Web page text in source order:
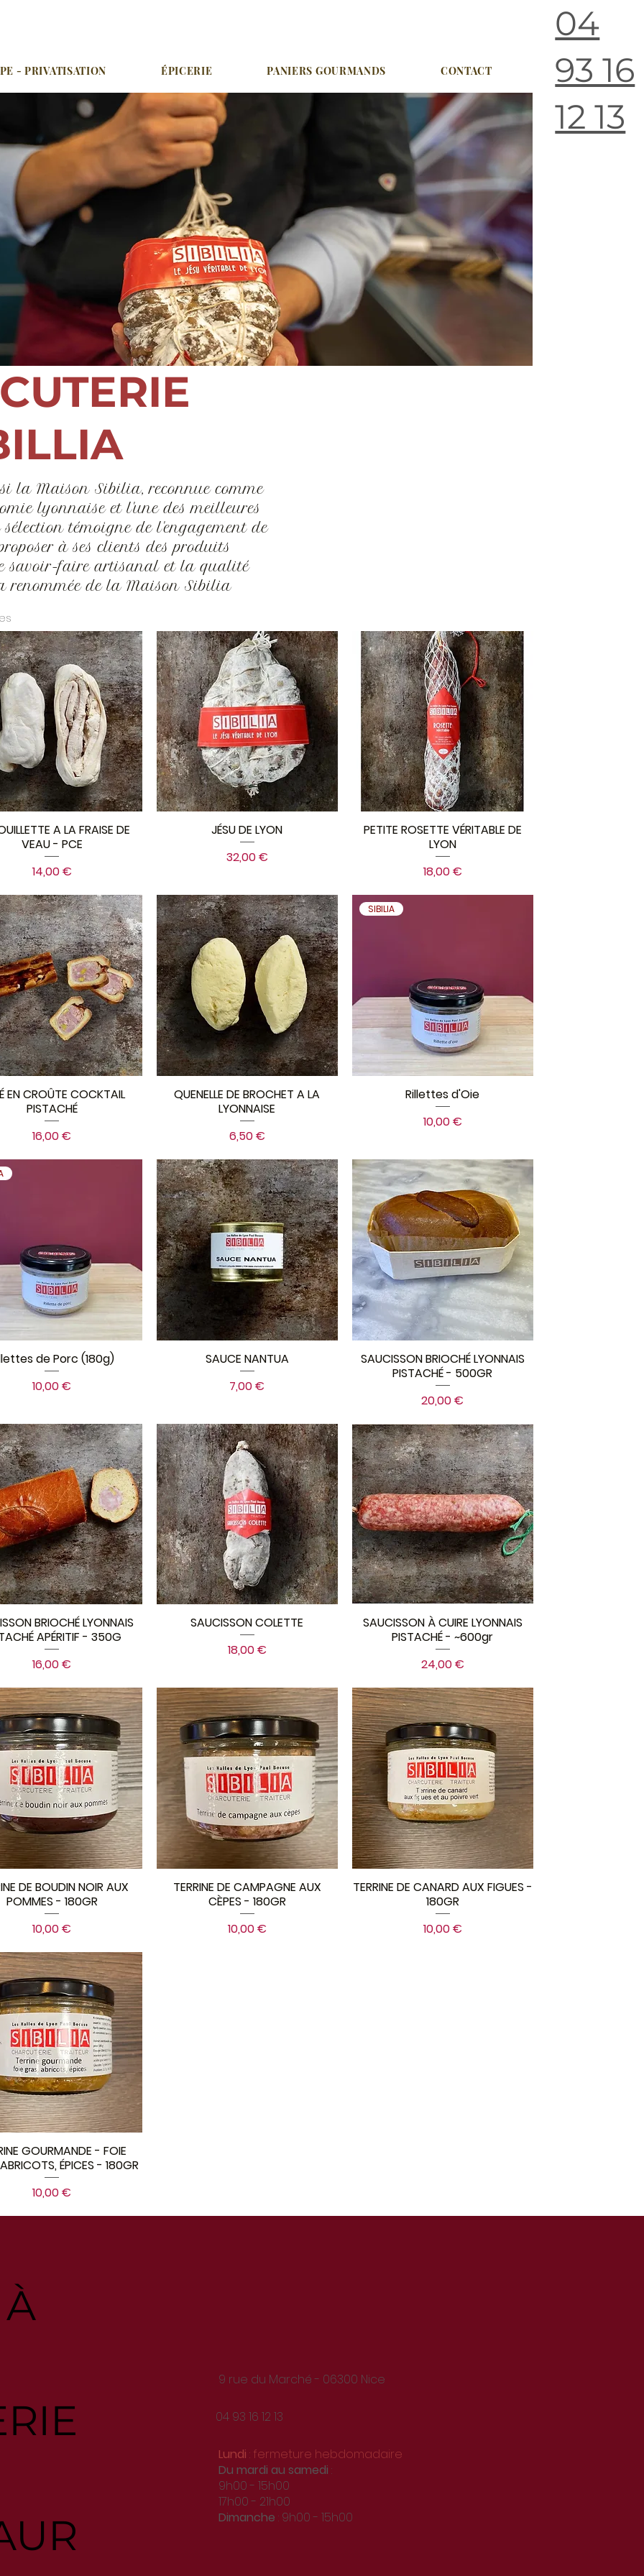
- PRIVATISATION ÉPICERIE PANIERS GOURMANDS CONTACT
04
93 16
12 13
la Maison Sibilia, reconnue comme
lyonnaise et l'une des meilleures
témoigne de l'engagement de
à ses clients des produits
savoir-faire artisanal et la qualité
renommée de la Maison Sibilia
A LA FRAISE DE
VEAU - PCE
Prix
14,00 €
JÉSU DE LYON
Prix
32,00 €
PETITE ROSETTE VÉRITABLE DE
LYON
Prix
18,00 €
EN CROÛTE COCKTAIL
PISTACHÉ
Prix
16,00 €
QUENELLE DE BROCHET A LA
LYONNAISE
Prix
6,50 €
SIBILIA
Rillettes d'Oie
Prix
10,00 €
de Porc (180g)
Prix
10,00 €
SAUCE NANTUA
Prix
7,00 €
SAUCISSON BRIOCHÉ LYONNAIS
PISTACHÉ - 500GR
Prix
20,00 €
BRIOCHÉ LYONNAIS
APÉRITIF - 350G
Prix
16,00 €
SAUCISSON COLETTE
Prix
18,00 €
SAUCISSON À CUIRE LYONNAIS
PISTACHÉ - ~600gr
Prix
24,00 €
DE BOUDIN NOIR AUX
POMMES - 180GR
Prix
10,00 €
TERRINE DE CAMPAGNE AUX
CÈPES - 180GR
Prix
10,00 €
TERRINE DE CANARD AUX FIGUES -
180GR
Prix
10,00 €
GOURMANDE - FOIE
ÉPICES - 180GR
Prix
10,00 €
9 rue du Marché - 06300 Nice
04 93 16 12 13
Lundi : fermeture hebdomadaire
Du mardi au samedi :
9h00 - 15h00
17h00 - 21h00
Dimanche : 9h00 - 15h00